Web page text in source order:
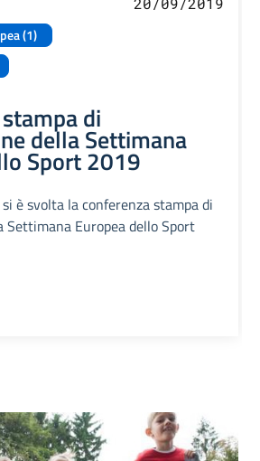
(1)
di
della Settimana
Sport 2019
è svolta la conferenza stampa di
Settimana Europea dello Sport